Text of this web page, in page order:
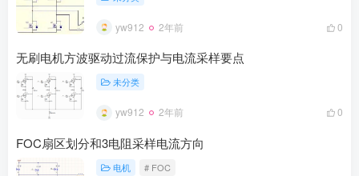
yw912 2年前 0
无刷电机方波驱动过流保护与电流采样要点
未分类
yw912 2年前 0
FOC扇区划分和3电阻采样电流方向
电机 # FOC